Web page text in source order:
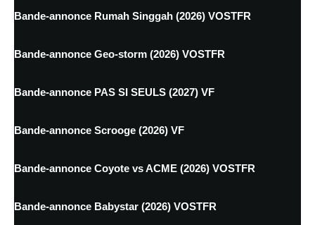
Bande-annonce Rumah Singgah (2026) VOSTFR
Bande-annonce Geo-storm (2026) VOSTFR
Bande-annonce PAS SI SEULS (2027) VF
Bande-annonce Scrooge (2026) VF
Bande-annonce Coyote vs ACME (2026) VOSTFR
Bande-annonce Babystar (2026) VOSTFR